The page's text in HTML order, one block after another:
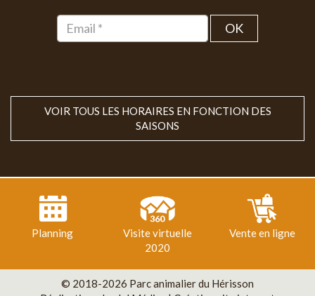
OK
VOIR TOUS LES HORAIRES EN FONCTION DES
SAISONS
Planning
Visite virtuelle
2020
Vente en ligne
© 2018-2026 Parc animalier du Hérisson